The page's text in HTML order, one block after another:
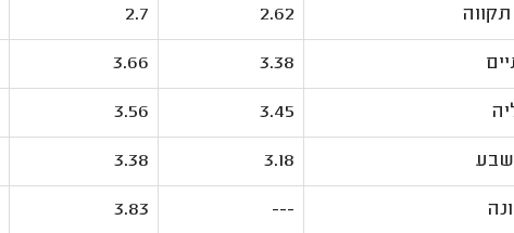
2.62
2.7
3.38
3.66
3.45
3.56
3.18
3.38
---
3.83